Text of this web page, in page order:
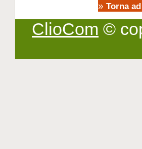
» Torna
ClioCom ©